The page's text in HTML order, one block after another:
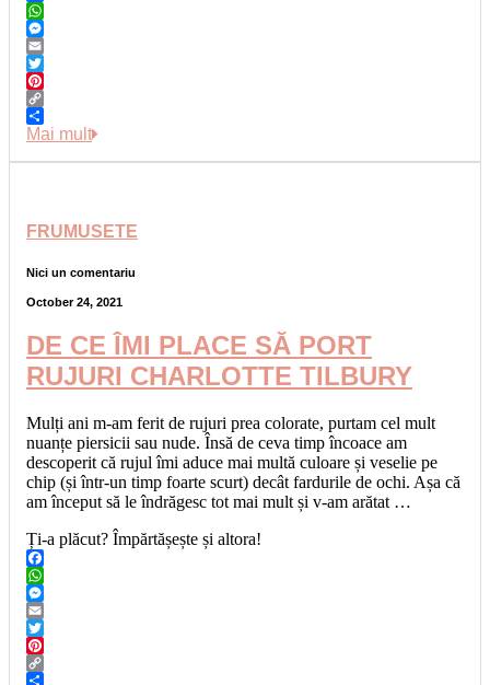
Facebook
WhatsApp
Messenger
Email
Twitter
Pinterest
Copy
Link
Share
Mai mult
FRUMUSETE
Nici un comentariu
October 24, 2021
DE CE ÎMI PLACE SĂ PORT
RUJURI CHARLOTTE TILBURY
Mulți ani m-am ferit de rujuri prea colorate, purtam cel mult
nuanțe piersicii sau nude. Însă de ceva timp încoace am
descoperit că rujul îmi aduce mai multă culoare și veselie pe
chip (și într-un timp foarte scurt) decât fardurile de ochi. Așa că
am început să le îndrăgesc tot mai mult și v-am arătat …
Ți-a plăcut? Împărtășește și altora!
Facebook
WhatsApp
Messenger
Email
Twitter
Pinterest
Copy